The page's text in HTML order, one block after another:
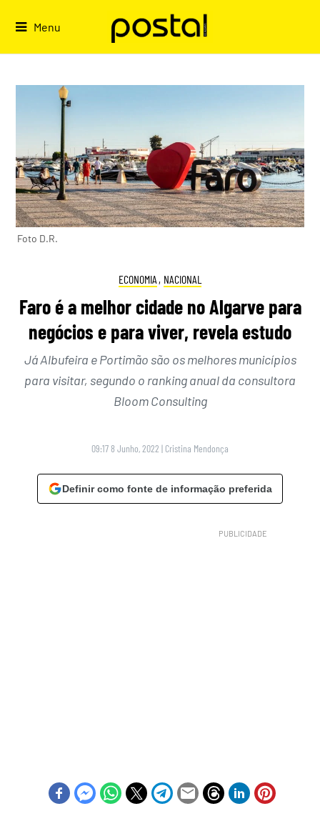
Menu
Foto D.R.
ECONOMIA , NACIONAL
Faro é a melhor cidade no Algarve para
negócios e para viver, revela estudo
Já Albufeira e Portimão são os melhores municípios
para visitar, segundo o ranking anual da consultora
Bloom Consulting
09:17 8 Junho, 2022 | Cristina Mendonça
Definir como fonte de informação preferida